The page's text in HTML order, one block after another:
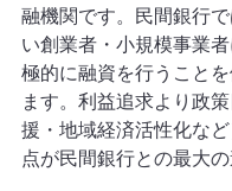
融機関です。民間銀行
い創業者・小規模事業
極的に融資を行うこと
ます。利益追求より政
援・地域経済活性化な
点が民間銀行との最大の